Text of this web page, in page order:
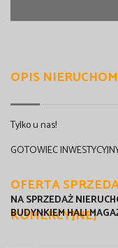
OPIS
Tylko u nas!
GOTOWIEC
OFERTA
KOMERCYJNEJ
NA SPRZEDAŻ
BUDYNKIEM HALI